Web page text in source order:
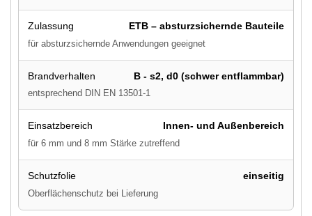
Zulassung ETB – absturzsichernde Bauteile
für absturzsichernde Anwendungen geeignet
Brandverhalten B - s2, d0 (schwer entflammbar)
entsprechend DIN EN 13501-1
Einsatzbereich Innen- und Außenbereich
für 6 mm und 8 mm Stärke zutreffend
Schutzfolie einseitig
Oberflächenschutz bei Lieferung